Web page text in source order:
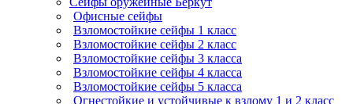
Офисные сейфы
Взломостойкие сейфы 1 класс
Взломостойкие сейфы 2 класс
Взломостойкие сейфы 3 класса
Взломостойкие сейфы 4 класса
Взломостойкие сейфы 5 класса
Огнестойкие и устойчивые к взлому 1 и 2 класс